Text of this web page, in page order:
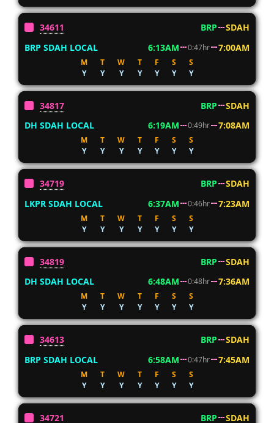
34611 BRP
SDAH
BRP SDAH LOCAL
6:13AM 0:47hr 7:00AM
M T W T F S
S
Y
Y Y Y Y Y Y
34817 BRP
SDAH
DH SDAH LOCAL
6:19AM 0:49hr 7:08AM
M T W T F S
S
Y
Y Y Y Y Y Y
34719 BRP
SDAH
LKPR SDAH LOCAL
6:37AM 0:46hr 7:23AM
M T W T F S
S
Y
Y Y Y Y Y Y
34819 BRP
SDAH
DH SDAH LOCAL
6:48AM 0:48hr 7:36AM
M T W T F S
S
Y
Y Y Y Y Y Y
34613 BRP
SDAH
BRP SDAH LOCAL
6:58AM 0:47hr 7:45AM
M T W T F S
S
Y
Y Y Y Y Y Y
34721 BRP
SDAH